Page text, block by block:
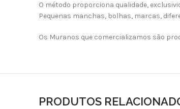
O método proporciona qualidade,
Pequenas manchas, bolhas, marcas,
Os Muranos que comercializamos são
PRODUTOS